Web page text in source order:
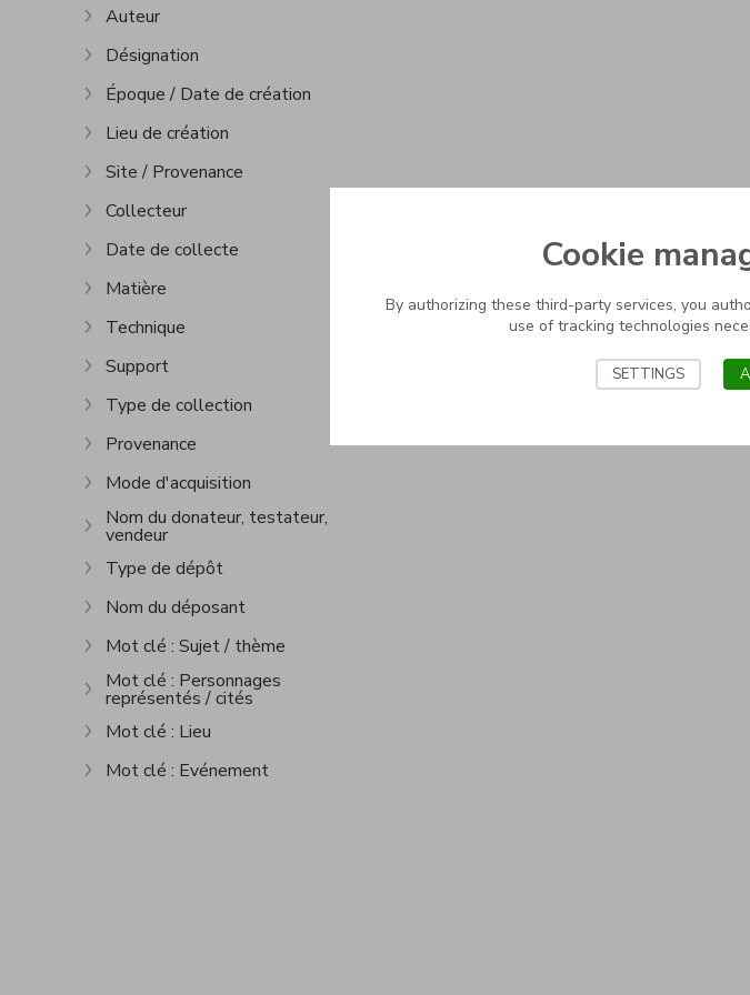
Show more
Auteur
Show more
Désignation
Show more
Époque / Date de création
Show more
Lieu de création
Show more
Site / Provenance
Show more
Collecteur
Show more
Date de collecte
Show more
Matière
Show more
Technique
Show more
Support
Show more
Type de collection
Show more
Provenance
Show more
Mode d'acquisition
Show more
Nom du donateur, testateur,
vendeur
Show more
Type de dépôt
Show more
Nom du déposant
Show more
Mot clé : Sujet / thème
Show more
Mot clé : Personnages
représentés / cités
Show more
Mot clé : Lieu
Show more
Mot clé : Evénement
Cookie
By authorizing these third-party services, you
use of tracking technologies
SETTINGS